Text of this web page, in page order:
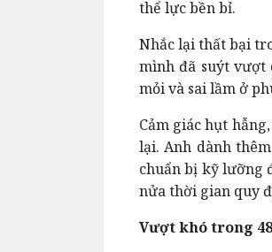
thể lực bền bỉ.
Nhắc lại thất bại
mình đã suýt vượt
mỏi và sai lầm ở
Cảm giác hụt
lại. Anh dành
chuẩn bị kỹ lưỡng
nửa thời gian quy
Vượt khó trong